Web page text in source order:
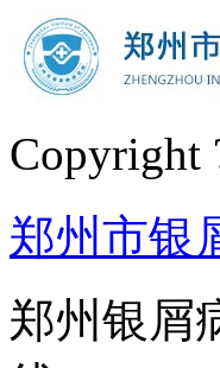
Copyright
郑州市银
郑州银屑